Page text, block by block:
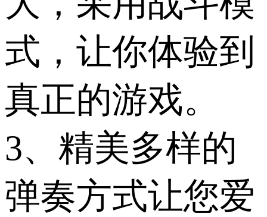
式，让你体验到
真正的游戏。
3、精美多样的
弹奏方式让您爱